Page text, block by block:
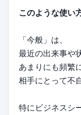
このような使い
「今般」は、
最近の出来事や
あまりにも頻繁
相手にとって不
特にビジネスシ